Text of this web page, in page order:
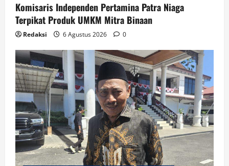
Komisaris Independen Pertamina Patra Niaga
Terpikat Produk UMKM Mitra Binaan
Redaksi 6 Agustus 2026 0